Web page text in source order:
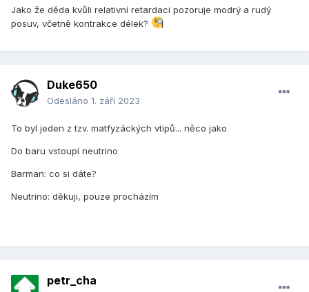
Jako že děda kvůli relativní retardaci pozoruje modrý a rudý
posuv, včetně kontrakce délek?
Duke650
Odesláno 1. září 2023
To byl jeden z tzv. matfyzáckých vtipů... něco jako
Do baru vstoupí neutrino
Barman: co si dáte?
Neutrino: děkuji, pouze procházím
petr_cha